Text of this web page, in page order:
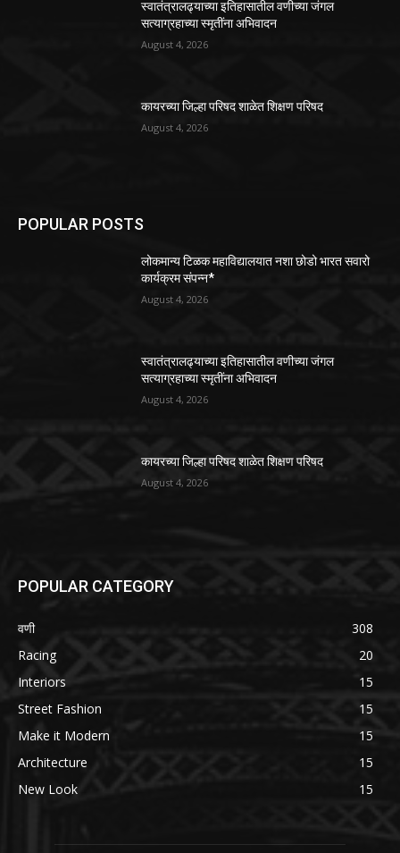
स्वातंत्रालढ्याच्या इतिहासातील वणीच्या जंगल
सत्याग्रहाच्या स्मृतींना अभिवादन
August 4, 2026
कायरच्या जिल्हा परिषद शाळेत शिक्षण परिषद
August 4, 2026
POPULAR POSTS
लोकमान्य टिळक महाविद्यालयात नशा छोडो भारत सवारो
कार्यक्रम संपन्न*
August 4, 2026
स्वातंत्रालढ्याच्या इतिहासातील वणीच्या जंगल
सत्याग्रहाच्या स्मृतींना अभिवादन
August 4, 2026
कायरच्या जिल्हा परिषद शाळेत शिक्षण परिषद
August 4, 2026
POPULAR CATEGORY
वणी
308
Racing
20
Interiors
15
Street Fashion
15
Make it Modern
15
Architecture
15
New Look
15